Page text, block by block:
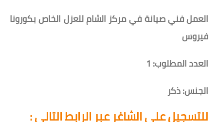
العمل فني صيانة في مركز الشام للعزل الخاص بكورونا
فيروس
العدد المطلوب: 1
الجنس: ذكر
للتسجيل على الشاغر عبر الرابط التالي :